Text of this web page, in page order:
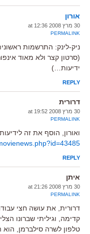
אורון
30 מרץ 2008 at 12:36
PERMALINK
ניק-לינק: התרשמות
(סרטון קצר ולא מאוד
ידיעות…)
REPLY
דרורית
30 מרץ 2008 at 19:52
PERMALINK
ואורון, הוסף את זה
REPLY
איתן
30 מרץ 2008 at 21:26
PERMALINK
דרורית, את עושה חצי
קדימה, וגיליתי שברונו
טלפון לשרה סילברמן, הוא